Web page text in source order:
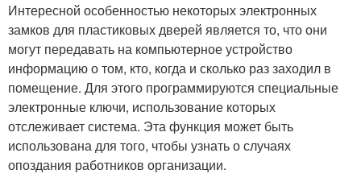
Интересной особенностью некоторых электронных
замков для пластиковых дверей является то, что они
могут передавать на компьютерное устройство
информацию о том, кто, когда и сколько раз заходил в
помещение. Для этого программируются специальные
электронные ключи, использование которых
отслеживает система. Эта функция может быть
использована для того, чтобы узнать о случаях
опоздания работников организации.